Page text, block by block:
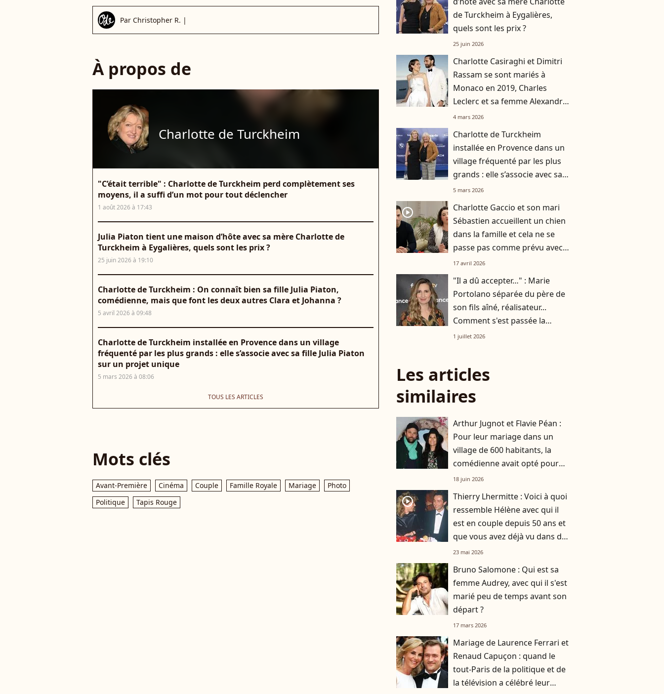
Par Christopher R. |
À propos de
Charlotte de Turckheim
"C’était terrible" : Charlotte de Turckheim perd complètement ses
moyens, il a suffi d’un mot pour tout déclencher
1 août 2026 à 17:43
Julia Piaton tient une maison d’hôte avec sa mère Charlotte de
Turckheim à Eygalières, quels sont les prix ?
25 juin 2026 à 19:10
Charlotte de Turckheim : On connaît bien sa fille Julia Piaton,
comédienne, mais que font les deux autres Clara et Johanna ?
5 avril 2026 à 09:48
Charlotte de Turckheim installée en Provence dans un village
fréquenté par les plus grands : elle s’associe avec sa fille Julia Piaton
sur un projet unique
5 mars 2026 à 08:06
TOUS LES ARTICLES
Mots clés
Avant-Première Cinéma Couple Famille Royale Mariage
Photo
Politique
Tapis Rouge
de Turckheim à Eygalières,
quels sont les prix ?
25 juin 2026
Charlotte Casiraghi et Dimitri
Rassam se sont mariés à
Monaco en 2019, Charles
Leclerc et sa femme Alexandra
ont choisi le même lieu
4 mars 2026
Charlotte de Turckheim
installée en Provence dans un
village fréquenté par les plus
grands : elle s’associe avec sa
fille Julia Piaton sur un projet
5 mars 2026
player2
Charlotte Gaccio et son mari
Sébastien accueillent un chien
dans la famille et cela ne se
passe pas comme prévu avec
leurs jumeaux de 8 ans
17 avril 2026
"Il a dû accepter…" : Marie
Portolano séparée du père de
son fils aîné, réalisateur...
Comment s'est passée la
rencontre avec son mari
1 juillet 2026
Les articles
similaires
Arthur Jugnot et Flavie Péan :
Pour leur mariage dans un
village de 600 habitants, la
comédienne avait opté pour
une robe originale d'une
18 juin 2026
player2
Thierry Lhermitte : Voici à quoi
ressemble Hélène avec qui il
est en couple depuis 50 ans et
que vous avez déjà vu dans des
films du Splendid
23 mai 2026
Bruno Salomone : Qui est sa
femme Audrey, avec qui il s'est
marié peu de temps avant son
départ ?
17 mars 2026
Mariage de Laurence Ferrari et
Renaud Capuçon : quand le
tout-Paris de la politique et de
la télévision a célébré leur